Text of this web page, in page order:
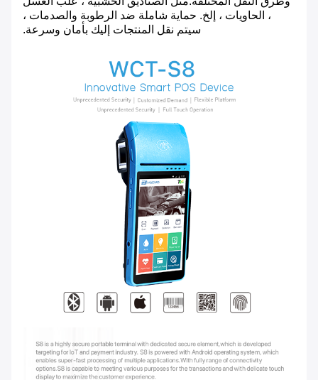
، الحاويات ، إلخ. حماية شاملة ضد الرطوبة والصدمات ،
سيتم نقل المنتجات إليك بأمان وسرعة.